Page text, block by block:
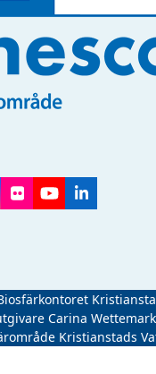
FlickrYouTubeLinkedIn
Carina
Kristianstads